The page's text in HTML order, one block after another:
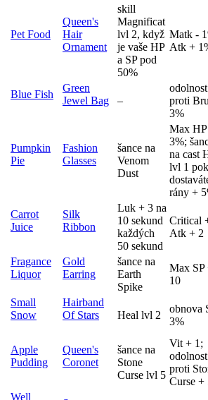
Pet Food
Queen's
Hair
Ornament
skill
Magnificat
lvl 2, když
je vaše HP
a SP pod
50%
Matk -
Atk +
Blue Fish
Green
Jewel Bag
–
odolnost
proti
3%
Pumpkin
Pie
Fashion
Glasses
šance na
Venom
Dust
Max
3%;
na cast
lvl 1
rány +
Carrot
Juice
Silk
Ribbon
Luk + 3 na
10 sekund
každých
50 sekund
Critical
Atk + 2
Fragance
Liquor
Gold
Earring
šance na
Earth
Spike
Max SP
10
Small
Snow
Hairband
Of Stars
Heal lvl 2
obnova
3%
Apple
Pudding
Queen's
Coronet
šance na
Stone
Curse lvl 5
Vit + 1;
odolnost
proti
Curse +
Well